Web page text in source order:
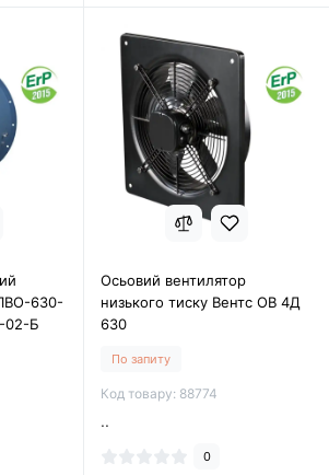
630-
02-Б
Осьовий вентилятор
низького тиску Вентс ОВ 4Д
630
По запиту
Код товару: 88774
..
0